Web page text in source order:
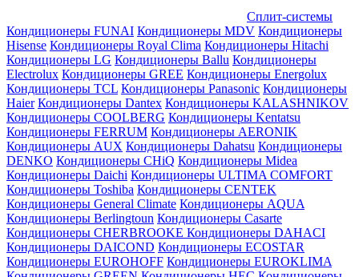
Сплит-системы
Кондиционеры FUNAI Кондиционеры MDV Кондиционеры
Hisense Кондиционеры Royal Clima Кондиционеры Hitachi
Кондиционеры LG Кондиционеры Ballu Кондиционеры
Electrolux Кондиционеры GREE Кондиционеры Energolux
Кондиционеры TCL Кондиционеры Panasonic Кондиционеры
Haier Кондиционеры Dantex Кондиционеры KALASHNIKOV
Кондиционеры СOOLBERG Кондиционеры Kentatsu
Кондиционеры FERRUM Кондиционеры AERONIK
Кондиционеры AUX Кондиционеры Dahatsu Кондиционеры
DENKO Кондиционеры CHiQ Кондиционеры Midea
Кондиционеры Daichi Кондиционеры ULTIMA COMFORT
Кондиционеры Toshiba Кондиционеры CENTEK
Кондиционеры General Climate Кондиционеры AQUA
Кондиционеры Berlingtoun Кондиционеры Casarte
Кондиционеры CHERBROOKE Кондиционеры DAHACI
Кондиционеры DAICOND Кондиционеры ECOSTAR
Кондиционеры EUROHOFF Кондиционеры EUROKLIMA